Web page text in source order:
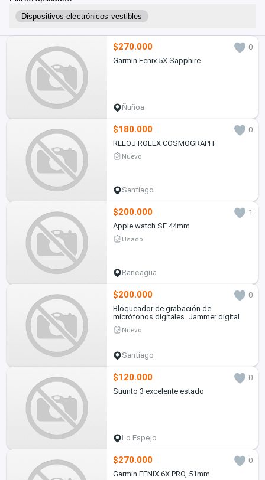
Dispositivos electrónicos vestibles
$270.000
0
Garmin Fenix 5X Sapphire
Ñuñoa
$180.000
0
RELOJ ROLEX COSMOGRAPH
Nuevo
Santiago
$200.000
1
Apple watch SE 44mm
Usado
Rancagua
$200.000
0
Bloqueador de grabación de
micrófonos digitales. Jammer digital
Nuevo
Santiago
$120.000
0
Suunto 3 excelente estado
Lo Espejo
$270.000
0
Garmin FENIX 6X PRO, 51mm